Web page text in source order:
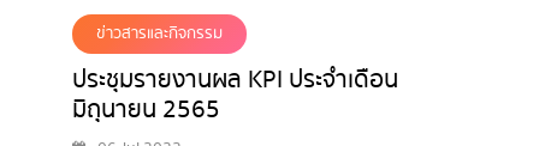
ข่าวสารและกิจกรรม
ประชุมรายงานผล KPI ประจำเดือน
มิถุนายน 2565